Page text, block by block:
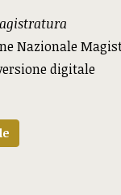
Nazionale
digitale